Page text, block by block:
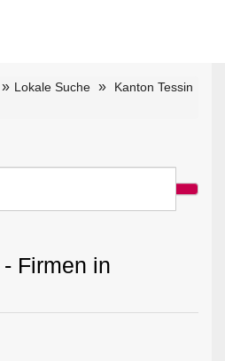
Lokale Suche Kanton Tessin
Firmen in